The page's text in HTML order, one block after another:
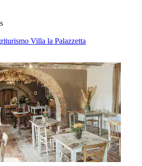
Villa la Palazzetta